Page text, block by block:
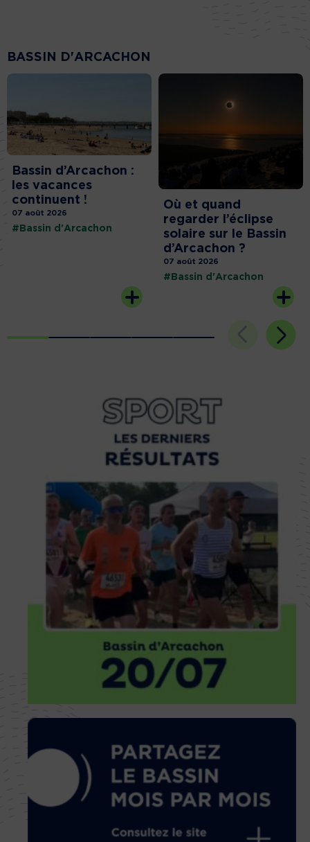
BASSIN D'ARCACHON
Bassin d’Arcachon :
les vacances
continuent !
07 août 2026
#Bassin d'Arcachon
Où et quand
regarder l’éclipse
solaire sur le Bassin
d’Arcachon ?
07 août 2026
#Bassin d'Arcachon